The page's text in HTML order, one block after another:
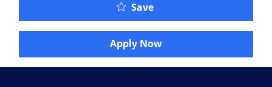
Save
Apply Now